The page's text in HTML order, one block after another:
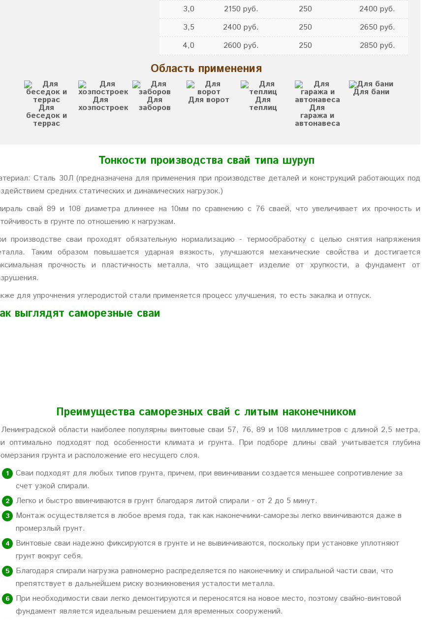
3,0
2150 руб. 250
2400 руб.
3,5
2400 руб. 250
2650 руб.
4,0
2600 руб. 250 2850 руб.
Область применения
Для
беседок и
террас
Для
хозпостроек
Для
заборов
Для ворот Для
теплиц Для
гаража и
автонавеса
Для бани
Тонкости производства свай типа шуруп
Сталь 30Л (предназначена для применения при производстве деталей и конструкций работающих под
средних статических и динамических нагрузок.)
свай 89 и 108 диаметра длиннее на 10мм по сравнению с 76 сваей, что увеличивает их прочность и
в грунте по отношению к нагрузкам.
производстве сваи проходят обязательную нормализацию - термообработку с целью снятия напряжения
Таким образом повышается ударная вязкость, улучшаются механические свойства и достигается
прочность и пластичность металла, что защищает изделие от хрупкости, а фундамент от
для упрочнения углеродистой стали применяется процесс улучшения, то есть закалка и отпуск.
выглядят саморезные сваи
Преимущества саморезных свай с литым наконечником
области наиболее популярны винтовые сваи 57, 76, 89 и 108 миллиметров с длиной 2,5 метра,
оптимально подходят под особенности климата и грунта. При подборе длины свай учитывается глубина
грунта и расположение его несущего слоя.
Сваи подходят для любых типов грунта, причем, при ввинчивании создается меньшее сопротивление за
счет узкой спирали.
Легко и быстро ввинчиваются в грунт благодаря литой спирали - от 2 до 5 минут.
Монтаж осуществляется в любое время года, так как наконечники-саморезы легко ввинчиваются даже в
промерзлый грунт.
Винтовые сваи надежно фиксируются в грунте и не вывинчиваются, поскольку при установке уплотняют
грунт вокруг себя.
Благодаря спирали нагрузка равномерно распределяется по наконечнику и спиральной части сваи, что
препятствует в дальнейшем риску возникновения усталости металла.
При необходимости сваи легко демонтируются и переносятся на новое место, поэтому свайно-винтовой
фундамент является идеальным решением для временных сооружений.